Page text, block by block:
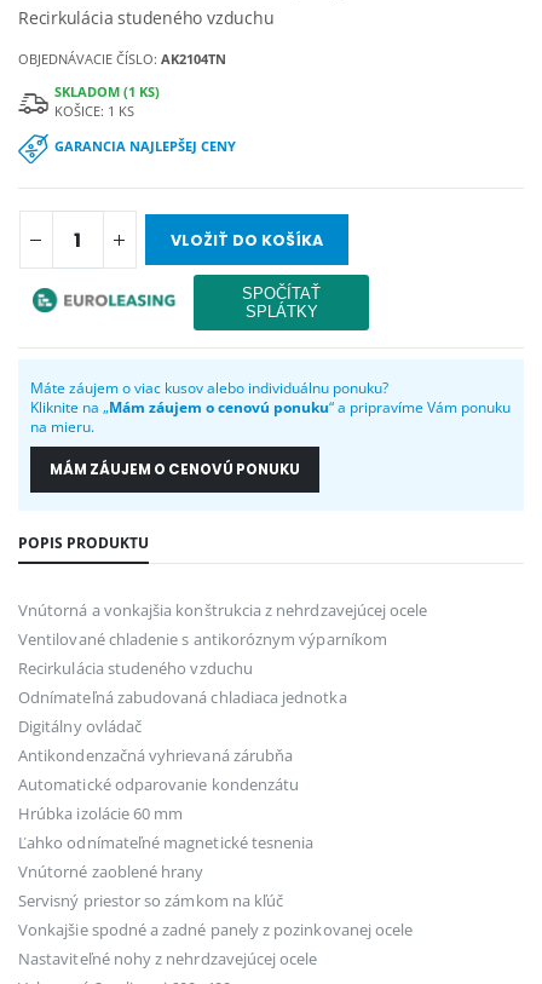
Recirkulácia studeného vzduchu
OBJEDNÁVACIE ČÍSLO:AK2104TN
SKLADOM (1 KS)
KOŠICE: 1 KS
GARANCIA NAJLEPŠEJ CENY
VLOŽIŤ DO KOŠÍKA
Máte záujem o viac kusov alebo individuálnu ponuku?
Kliknite na „Mám záujem o cenovú ponuku“ a pripravíme Vám ponuku
na mieru.
MÁM ZÁUJEM O CENOVÚ PONUKU
POPIS PRODUKTU
Vnútorná a vonkajšia konštrukcia z nehrdzavejúcej ocele
Ventilované chladenie s antikoróznym výparníkom
Recirkulácia studeného vzduchu
Odnímateľná zabudovaná chladiaca jednotka
Digitálny ovládač
Antikondenzačná vyhrievaná zárubňa
Automatické odparovanie kondenzátu
Hrúbka izolácie 60 mm
Ľahko odnímateľné magnetické tesnenia
Vnútorné zaoblené hrany
Servisný priestor so zámkom na kľúč
Vonkajšie spodné a zadné panely z pozinkovanej ocele
Nastaviteľné nohy z nehrdzavejúcej ocele